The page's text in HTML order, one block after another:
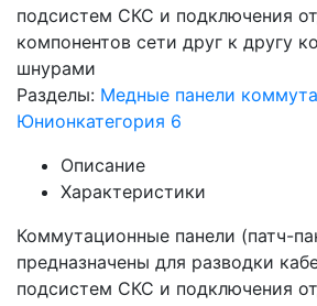
подсистем СКС и подключения
компонентов сети друг к другу
шнурами
Разделы: Медные панели
Юнионкатегория 6
Описание
Характеристики
Коммутационные панели (патч-
предназначены для разводки
подсистем СКС и подключения